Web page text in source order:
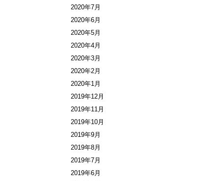
2020年7月
2020年6月
2020年5月
2020年4月
2020年3月
2020年2月
2020年1月
2019年12月
2019年11月
2019年10月
2019年9月
2019年8月
2019年7月
2019年6月